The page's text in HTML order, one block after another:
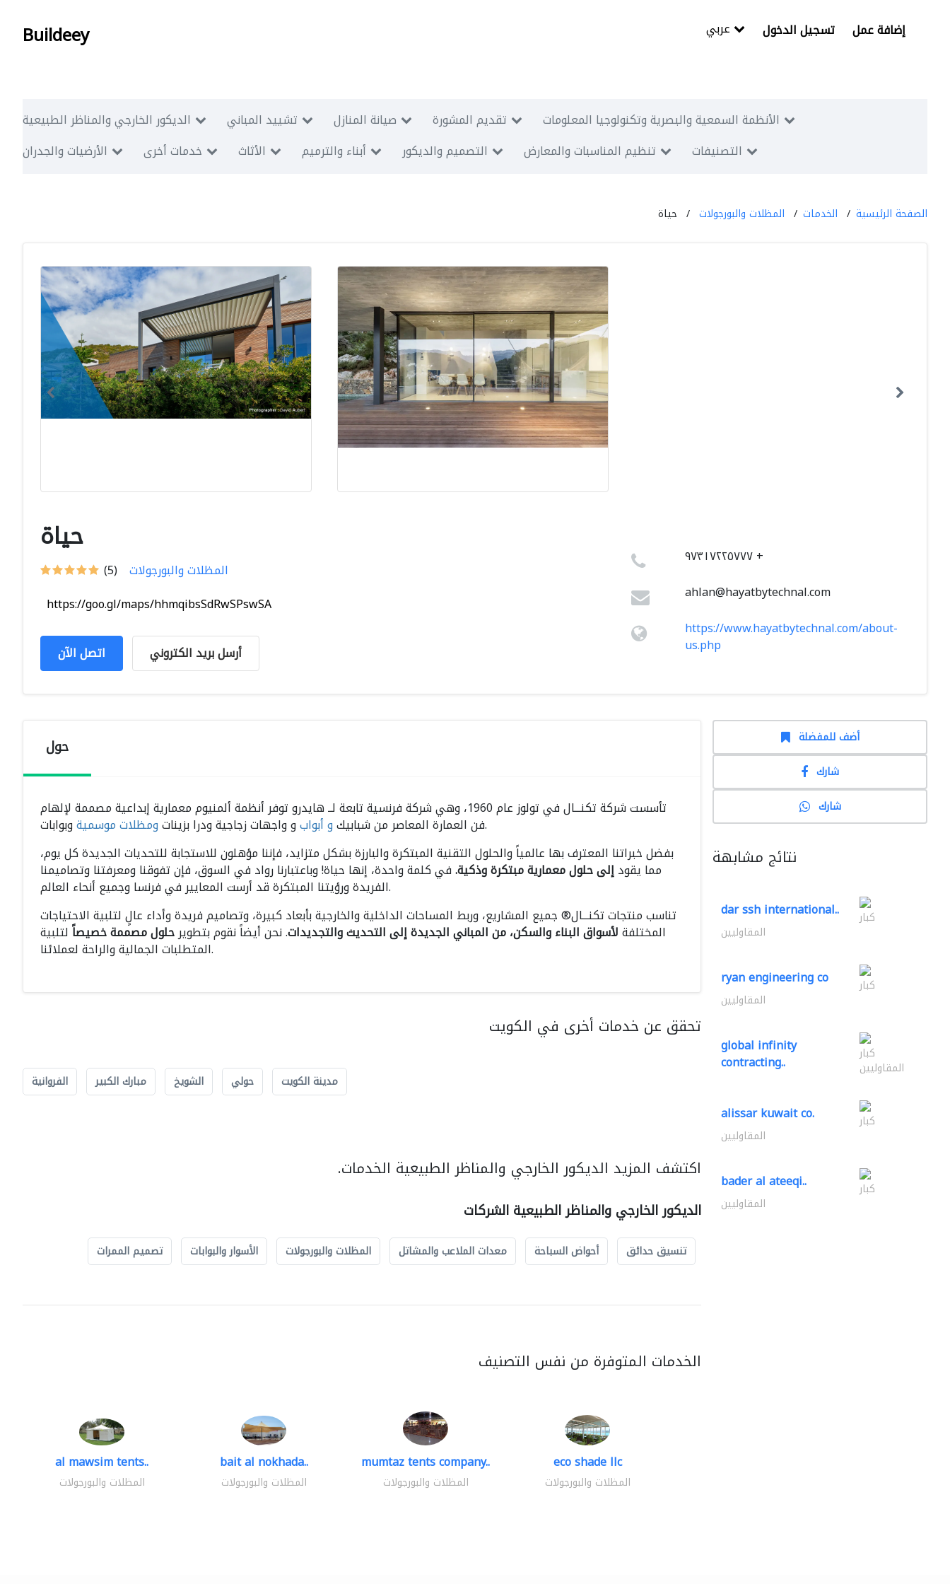
Buildeey تسجيل الدخول إضافة عمل
الديكور الخارجي والمناظر الطبيعية تشييد المباني صيانة المنازل تقديم المشورة
الأنظمة السمعية والبصرية وتكنولوجيا المعلومات
الأرضيات والجدران
خدمات أخرى الأثاث أبناء والترميم التصميم والديكور تنظيم المناسبات والمعارض التصنيفات
الصفحة الرئيسية الخدمات المظلات والبورجولات حياة
حياة
(5) المظلات والبورجولات
https://goo.gl/maps/hhmqibsSdRwSPswSA
اتصل الآن أرسل بريد الكتروني
٩٧٣١٧٢٢٥٧٧٧ +
ahlan@hayatbytechnal.com
https://www.hayatbytechnal.com/about-
us.php
حول
تأسست شركة تكنـــال في تولوز عام 1960، وهي شركة فرنسية تابعة لــ هايدرو توفر أنظمة ألمنيوم معمارية إبداعية مصممة لإلهام
فن العمارة المعاصر من شبابيكو أبوابو واجهات زجاجية ودرا بزيناتومظلات موسمية
وبوابات.
بفضل خبراتنا المعترف بها عالمياً والحلول التقنية المبتكرة والبارزة بشكل متزايد، فإننا مؤهلون للاستجابة للتحديات الجديدة كل يوم،
مما يقودإلى حلول معمارية مبتكرة وذكية.في كلمة واحدة، إنها حياة! وباعتبارنا رواد في السوق، فإن تفوقنا ومعرفتنا وتصاميمنا
الفريدة ورؤيتنا المبتكرة قد أرست المعايير في فرنسا وجميع أنحاء العالم.
تناسب منتجات تكنـــال® جميع المشاريع، وربط المساحات الداخلية والخارجية بأبعاد كبيرة، وتصاميم فريدة وأداء عالٍ لتلبية الاحتياجات
المختلفةلأسواق البناء والسكن، من المباني الجديدة إلى التحديث والتجديدات. نحن أيضاً نقوم بتطويرحلول مصممة خصيصاًلتلبية
المتطلبات الجمالية والراحة لعملائنا.
تحقق عن خدمات أخرى في الكويت
مدينة الكويت حولي الشويخ مبارك الكبير الفروانية
اكتشف المزيد الديكور الخارجي والمناظر الطبيعية الخدمات.
الديكور الخارجي والمناظر الطبيعية الشركات
تنسيق حدائق أحواض السباحة معدات الملاعب والمشاتل المظلات والبورجولات الأسوار والبوابات تصميم الممرات
الخدمات المتوفرة من نفس التصنيف
al mawsim tents..
المظلات والبورجولات
bait al nokhada..
المظلات والبورجولات
mumtaz tents company..
المظلات والبورجولات
eco shade llc
المظلات والبورجولات
أضف للمفضلة
شارك
شارك
نتائج مشابهة
dar ssh international.. كبار
المقاوليين
ryan engineering co كبار
المقاوليين
global infinity
contracting.. كبار
المقاوليين
alissar kuwait co. كبار
المقاوليين
bader al ateeqi.. كبار
المقاوليين